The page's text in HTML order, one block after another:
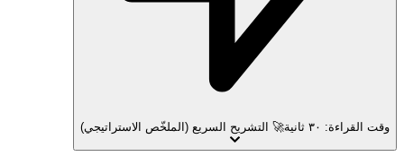
٣٠ ثانية 🚀 التشريح السريع (الملخّص الاستراتيجي)